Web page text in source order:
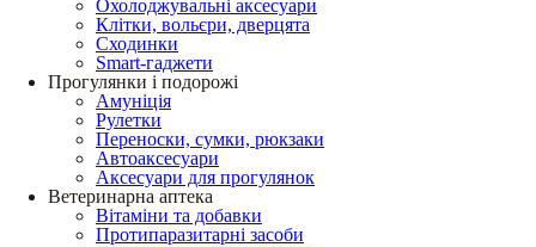
Охолоджувальні аксесуари
Клітки, вольєри, дверцята
Сходинки
Smart-гаджети
Прогулянки і подорожі
Амуніція
Рулетки
Переноски, сумки, рюкзаки
Автоаксесуари
Аксесуари для прогулянок
Ветеринарна аптека
Вітаміни та добавки
Протипаразитарні засоби